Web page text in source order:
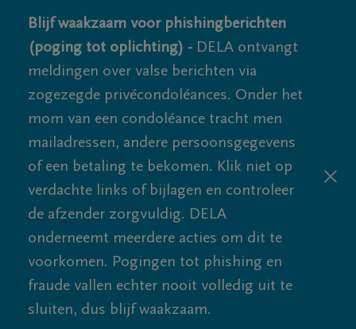
Blijf waakzaam voor phishingberichten
(poging tot oplichting) - DELA ontvangt
meldingen over valse berichten via
zogezegde privécondoléances. Onder het
mom van een condoléance tracht men
mailadressen, andere persoonsgegevens
of een betaling te bekomen. Klik niet op
verdachte links of bijlagen en controleer
de afzender zorgvuldig. DELA
onderneemt meerdere acties om dit te
voorkomen. Pogingen tot phishing en
fraude vallen echter nooit volledig uit te
sluiten, dus blijf waakzaam.